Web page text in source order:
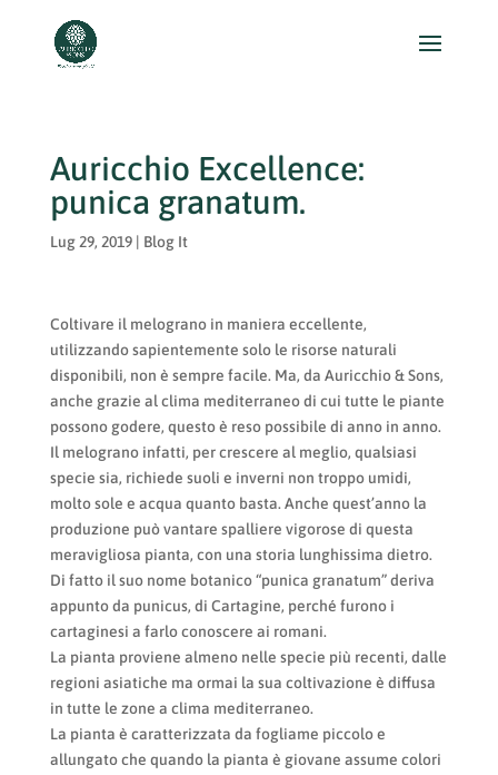
Auricchio Excellence:
punica granatum.
Lug 29, 2019| Blog It
Coltivare il melograno in maniera eccellente,
utilizzando sapientemente solo le risorse naturali
disponibili, non è sempre facile. Ma, da Auricchio & Sons,
anche grazie al clima mediterraneo di cui tutte le piante
possono godere, questo è reso possibile di anno in anno.
Il melograno infatti, per crescere al meglio, qualsiasi
specie sia, richiede suoli e inverni non troppo umidi,
molto sole e acqua quanto basta. Anche quest’anno la
produzione può vantare spalliere vigorose di questa
meravigliosa pianta, con una storia lunghissima dietro.
Di fatto il suo nome botanico “punica granatum” deriva
appunto da punicus, di Cartagine, perché furono i
cartaginesi a farlo conoscere ai romani.
La pianta proviene almeno nelle specie più recenti, dalle
regioni asiatiche ma ormai la sua coltivazione è diffusa
in tutte le zone a clima mediterraneo.
La pianta è caratterizzata da fogliame piccolo e
allungato che quando la pianta è giovane assume colori